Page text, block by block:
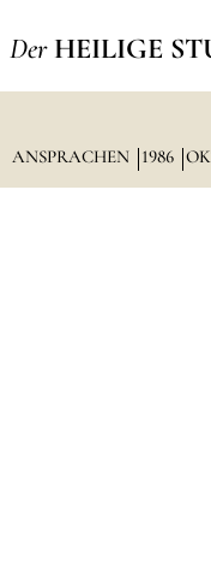
Der HEILIGE
ANSPRACHEN 1986